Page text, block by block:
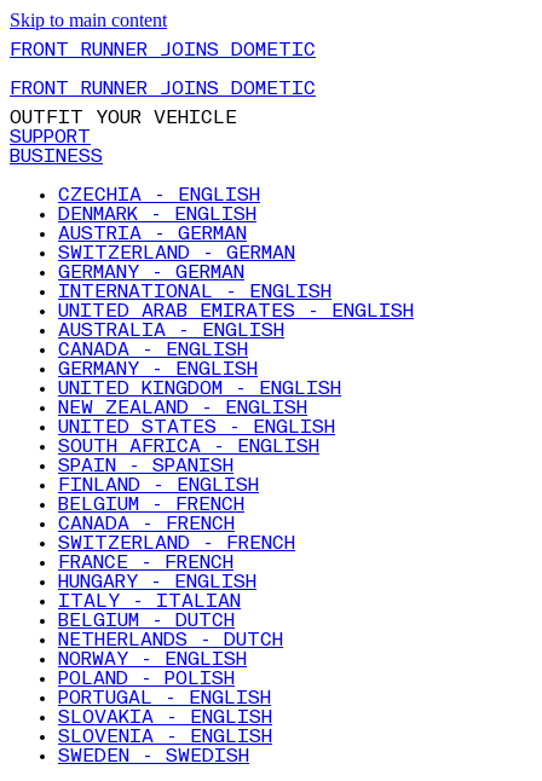
Skip to main content
FRONT RUNNER JOINS DOMETIC
FRONT RUNNER JOINS DOMETIC
OUTFIT YOUR VEHICLE
SUPPORT
BUSINESS
CZECHIA - ENGLISH
DENMARK - ENGLISH
AUSTRIA - GERMAN
SWITZERLAND - GERMAN
GERMANY - GERMAN
INTERNATIONAL - ENGLISH
UNITED ARAB EMIRATES - ENGLISH
AUSTRALIA - ENGLISH
CANADA - ENGLISH
GERMANY - ENGLISH
UNITED KINGDOM - ENGLISH
NEW ZEALAND - ENGLISH
UNITED STATES - ENGLISH
SOUTH AFRICA - ENGLISH
SPAIN - SPANISH
FINLAND - ENGLISH
BELGIUM - FRENCH
CANADA - FRENCH
SWITZERLAND - FRENCH
FRANCE - FRENCH
HUNGARY - ENGLISH
ITALY - ITALIAN
BELGIUM - DUTCH
NETHERLANDS - DUTCH
NORWAY - ENGLISH
POLAND - POLISH
PORTUGAL - ENGLISH
SLOVAKIA - ENGLISH
SLOVENIA - ENGLISH
SWEDEN - SWEDISH